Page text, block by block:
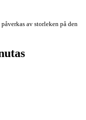
av storleken på den